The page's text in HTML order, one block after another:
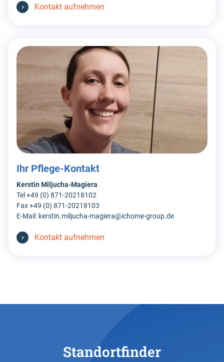
Kontakt aufnehmen
Ihr Pflege-Kontakt
Kerstin Miljucha-Magiera
Tel +49 (0) 871-20218102
Fax +49 (0) 871-20218103
E-Mail: kerstin.miljucha-magiera@ichome-group.de
Kontakt aufnehmen
Standortfinder